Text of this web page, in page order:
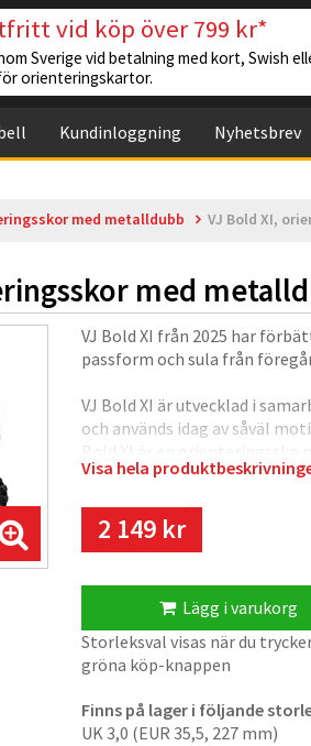
vid köp över 799 kr*
Sverige vid betalning med kort, Swish
orienteringskartor.
Kundinloggning Nyhetsbrev
med metalldubb VJ Bold XI,
med
VJ Bold XI från 2025 har
passform och sula från
VJ Bold XI är utvecklad i
och används idag av såväl
Bold XI är en orienteringssko
Contact-yttersulan är
jämfört med traditionella
extremt hållbart och lätt
Keprotec är Bluesign-
har använts inom produktionen
Den mjuka hälkappan in VJ´s
minskar trycket på hälsenan.
Visa hela
2 149 kr
Lägg i varukorg
Storleksval visas när du
gröna köp-knappen
Finns på lager i följande
UK 3,0 (EUR 35,5, 227 mm)